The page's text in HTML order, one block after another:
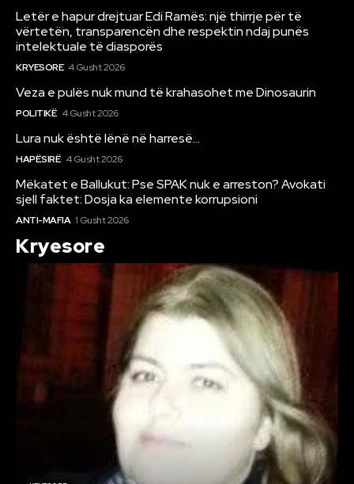
Letër e hapur drejtuar Edi Ramës: një thirrje për të
vërtetën, transparencën dhe respektin ndaj punës
intelektuale të diasporës
KRYESORE 4 Gusht 2026
Veza e pulës nuk mund të krahasohet me Dinosaurin
POLITIKË 4 Gusht 2026
Lura nuk është lënë në harresë…
HAPËSIRË 4 Gusht 2026
Mëkatet e Ballukut: Pse SPAK nuk e arreston? Avokati
sjell faktet: Dosja ka elemente korrupsioni
ANTI-MAFIA 1 Gusht 2026
Kryesore